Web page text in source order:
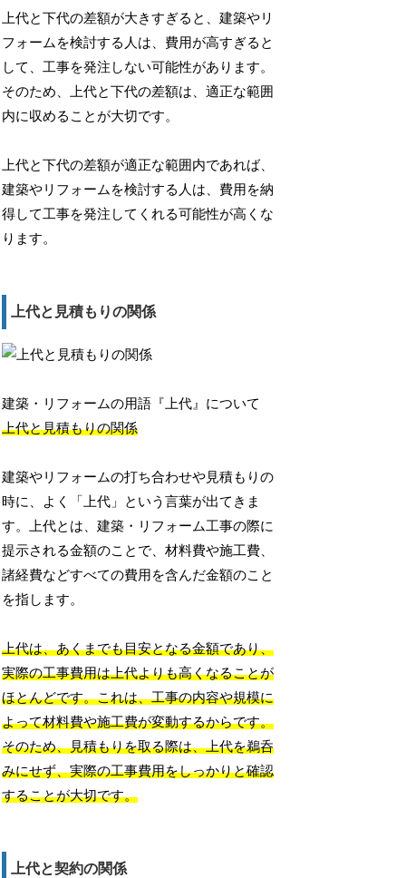
上代と下代の差額が大きすぎると、建築やリ
フォームを検討する人は、費用が高すぎると
して、工事を発注しない可能性があります。
そのため、上代と下代の差額は、適正な範囲
内に収めることが大切です。
上代と下代の差額が適正な範囲内であれば、
建築やリフォームを検討する人は、費用を納
得して工事を発注してくれる可能性が高くな
ります。
上代と見積もりの関係
建築・リフォームの用語『上代』について
上代と見積もりの関係
建築やリフォームの打ち合わせや見積もりの
時に、よく「上代」という言葉が出てきま
す。上代とは、建築・リフォーム工事の際に
提示される金額のことで、材料費や施工費、
諸経費などすべての費用を含んだ金額のこと
を指します。
上代は、あくまでも目安となる金額であり、
実際の工事費用は上代よりも高くなることが
ほとんどです。これは、工事の内容や規模に
よって材料費や施工費が変動するからです。
そのため、見積もりを取る際は、上代を鵜呑
みにせず、実際の工事費用をしっかりと確認
することが大切です。
上代と契約の関係